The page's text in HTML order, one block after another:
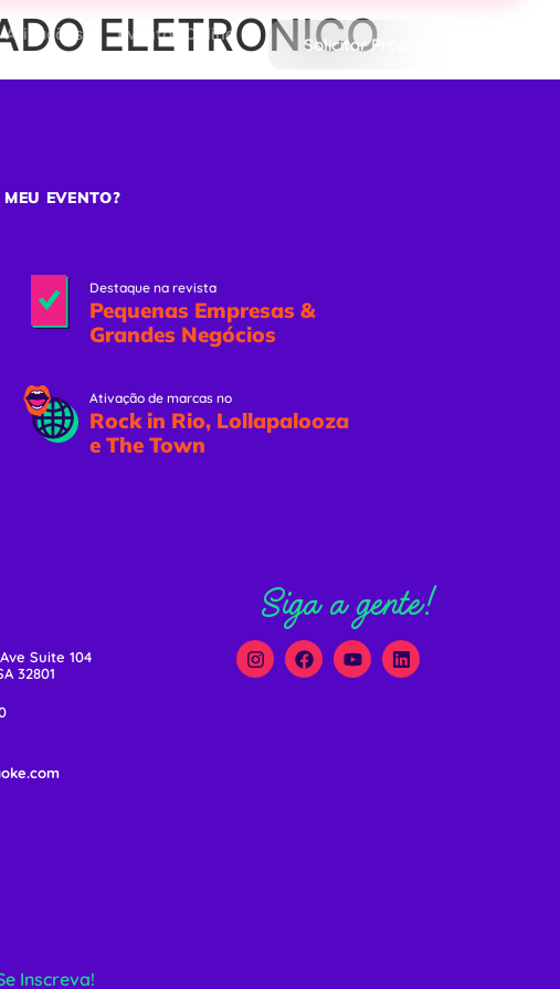
Ativações Eventos Online
Solicitar Proposta
ELETRONICO
EVENTO?
Destaque na revista
Pequenas Empresas &
Grandes Negócios
Ativação de marcas no
Rock in Rio, Lollapalooza
e The Town
Suite 104
32801
Siga a gente!
Inscreva!